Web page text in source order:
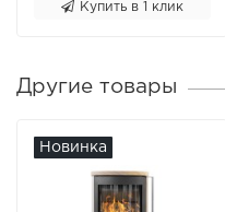
Купить в 1 клик
Другие товары
Новинка